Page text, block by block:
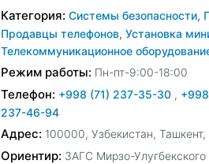
Категория: Системы безопасности,
Продавцы телефонов, Установка
Телекоммуникационное
Режим работы: Пн-пт-9:00-18:00
Телефон: +998 (71) 237-35-30 ,
237-46-94
Адрес: 100000, Узбекистан,
Ориентир: ЗАГС Мирзо-Улугбекского